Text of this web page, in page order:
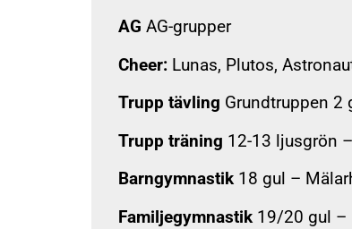
AG AG-grupper
Cheer: Lunas, Plutos,
Trupp tävling Grundtruppen 2
Trupp träning 12-13 ljusgrön
Barngymnastik 18 gul –
Familjegymnastik 19/20 gul –